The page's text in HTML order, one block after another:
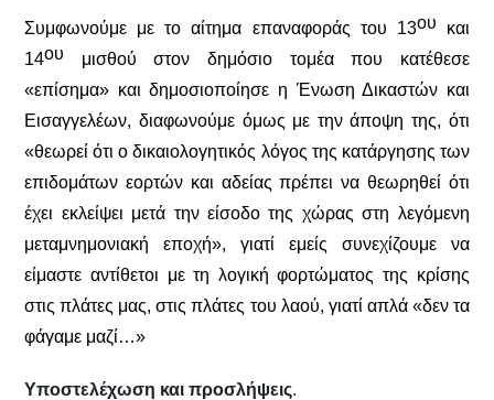
Συμφωνούμε με το αίτημα επαναφοράς του 13ου και
14ου μισθού στον δημόσιο τομέα που κατέθεσε
«επίσημα» και δημοσιοποίησε η Ένωση Δικαστών και
Εισαγγελέων, διαφωνούμε όμως με την άποψη της, ότι
«θεωρεί ότι ο δικαιολογητικός λόγος της κατάργησης των
επιδομάτων εορτών και αδείας πρέπει να θεωρηθεί ότι
έχει εκλείψει μετά την είσοδο της χώρας στη λεγόμενη
μεταμνημονιακή εποχή», γιατί εμείς συνεχίζουμε να
είμαστε αντίθετοι με τη λογική φορτώματος της κρίσης
στις πλάτες μας, στις πλάτες του λαού, γιατί απλά «δεν τα
φάγαμε μαζί…»
Υποστελέχωση και προσλήψεις.